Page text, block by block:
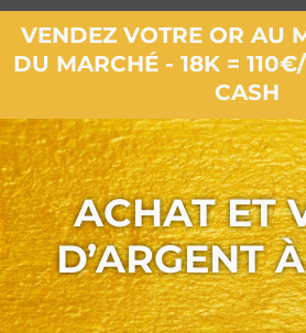
VENDEZ VOTRE OR AU
DU MARCHÉ - 18K =
CASH
ACHAT ET
D’ARGENT